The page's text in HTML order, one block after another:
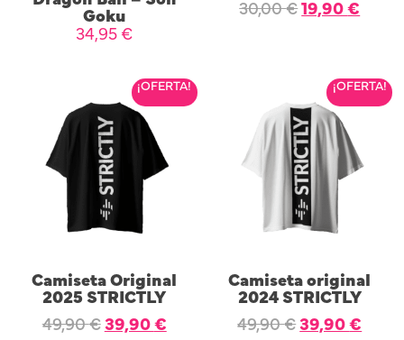
Goku
34,95€
30,00€19,90€
¡OFERTA!
Camiseta Original
2025 STRICTLY
49,90€39,90€
¡OFERTA!
Camiseta original
2024 STRICTLY
49,90€39,90€